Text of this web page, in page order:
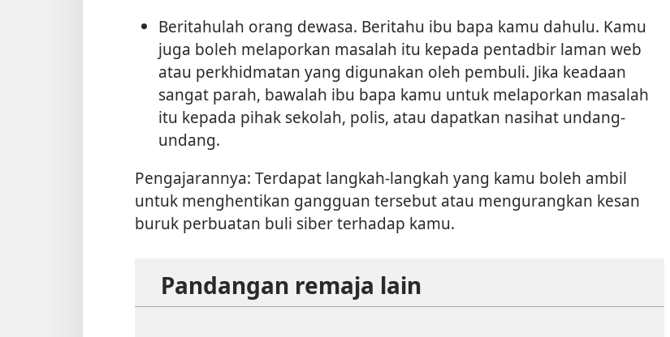
Beritahulah orang dewasa. Beritahu ibu bapa kamu dahulu. Kamu
juga boleh melaporkan masalah itu kepada pentadbir laman web
atau perkhidmatan yang digunakan oleh pembuli. Jika keadaan
sangat parah, bawalah ibu bapa kamu untuk melaporkan masalah
itu kepada pihak sekolah, polis, atau dapatkan nasihat undang-
undang.
Pengajarannya: Terdapat langkah-langkah yang kamu boleh ambil
untuk menghentikan gangguan tersebut atau mengurangkan kesan
buruk perbuatan buli siber terhadap kamu.
Pandangan remaja lain